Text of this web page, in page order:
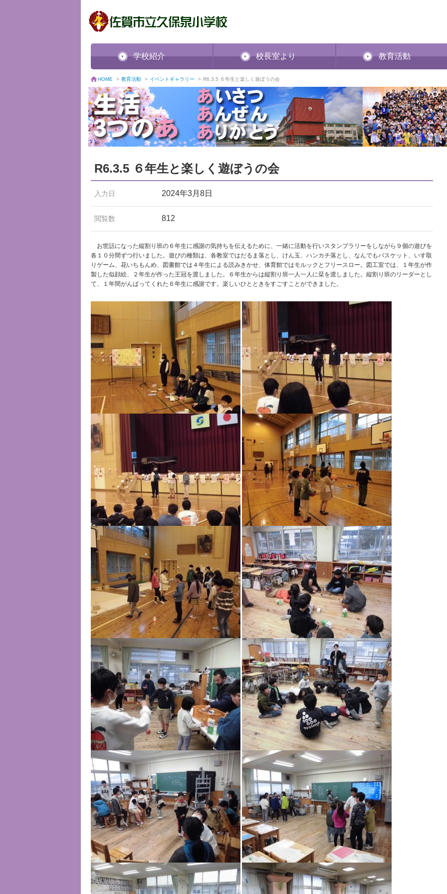
学校紹介 校長室より 教育活動
HOME > 教育活動 > イベントギャラリー > R6.3.5 ６年生と楽しく遊ぼうの会
R6.3.5 ６年生と楽しく遊ぼうの会
入力日 2024年3月8日
閲覧数 812
お世話になった縦割り班の６年生に感謝の気持ちを伝えるために、一緒に活動を行いスタンプラリーをしながら９個の遊びを
各１０分間ずつ行いました。遊びの種類は、各教室ではだるま落とし、けん玉、ハンカチ落とし、なんでもバスケット、いす取
りゲーム、花いちもんめ、図書館では４年生による読みきかせ、体育館ではモルックとフリースロー。図工室では、１年生が作
製した似顔絵、２年生が作った王冠を渡しました。６年生からは縦割り班一人一人に栞を渡しました。縦割り班のリーダーとし
て、１年間がんばってくれた６年生に感謝です。楽しいひとときをすごすことができました。